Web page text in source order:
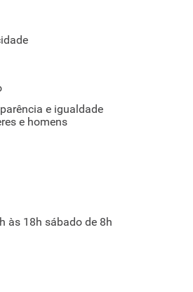
e igualdade
e homens
às 18h sábado de 8h